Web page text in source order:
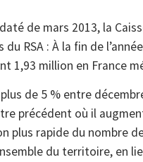
de mars 2013, la
RSA : À la fin de
1,93 million en France
de 5 % entre
précédent où il
plus rapide du nombre
du territoire, en